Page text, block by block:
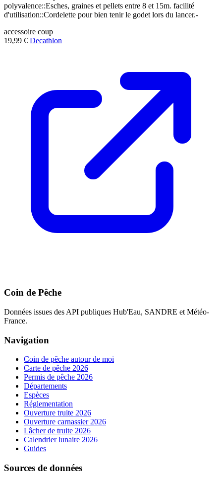
polyvalence::Esches, graines et pellets entre 8 et 15m. facilité
d'utilisation::Cordelette pour bien tenir le godet lors du lancer.-
accessoire coup
19,99 € Decathlon
Coin de Pêche
Données issues des API publiques Hub'Eau, SANDRE et Météo-
France.
Navigation
Coin de pêche autour de moi
Carte de pêche 2026
Permis de pêche 2026
Départements
Espèces
Réglementation
Ouverture truite 2026
Ouverture carnassier 2026
Lâcher de truite 2026
Calendrier lunaire 2026
Guides
Sources de données